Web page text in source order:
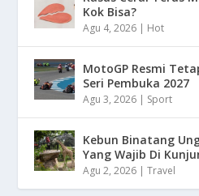
Kok Bisa?
Agu 4, 2026 | Hot
MotoGP Resmi
Seri Pembuka 2027
Agu 3, 2026 | Sport
Kebun Binatang
Yang Wajib Di
Agu 2, 2026 |Travel